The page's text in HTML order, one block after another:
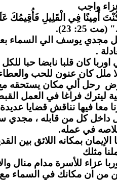
واجب
أَمِينًا فِي الْقَلِيلِ فَأُقِيمُكَ
25: 23).
مجدي يوسف الي السماء
.
كان قلبا نابضا حبا للكل
ملل كان عنون للحب
رحل ألي مكان يستحقه مع
ليترك فراغا في العمل
فيها نناقش قضايا
داخل كل من قابله ،
في عمله.
بمكانه اللائق بين
مثلك
عزاء للأسرة مدام منال
من ان مكانك في السماء مع